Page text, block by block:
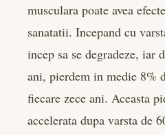
musculara poate avea
sanatatii. Incepand cu
incep sa se degradeze, iar
ani, pierdem in medie 8%
fiecare zece ani. Aceasta
accelerata dupa varsta de